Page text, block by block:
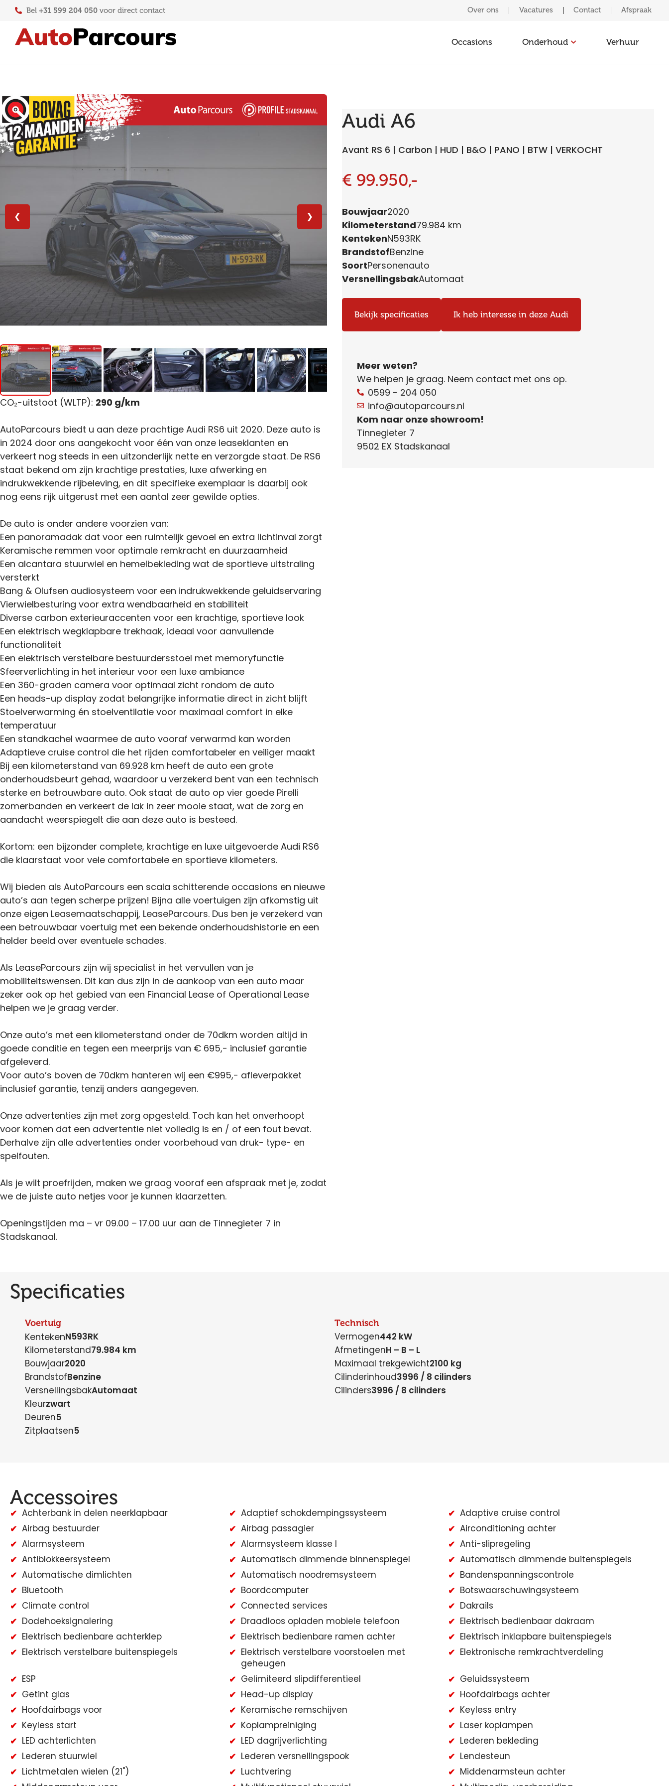
Bel +31 599 204 050voor direct contact Over ons Vacatures Contact Afspraak
Occasions Onderhoud Verhuur
❮ ❯
CO₂-uitstoot (WLTP): 290 g/km
AutoParcours biedt u aan deze prachtige Audi RS6 uit 2020. Deze auto is
in 2024 door ons aangekocht voor één van onze leaseklanten en
verkeert nog steeds in een uitzonderlijk nette en verzorgde staat. De RS6
staat bekend om zijn krachtige prestaties, luxe afwerking en
indrukwekkende rijbeleving, en dit specifieke exemplaar is daarbij ook
nog eens rijk uitgerust met een aantal zeer gewilde opties.
De auto is onder andere voorzien van:
Een panoramadak dat voor een ruimtelijk gevoel en extra lichtinval zorgt
Keramische remmen voor optimale remkracht en duurzaamheid
Een alcantara stuurwiel en hemelbekleding wat de sportieve uitstraling
versterkt
Bang & Olufsen audiosysteem voor een indrukwekkende geluidservaring
Vierwielbesturing voor extra wendbaarheid en stabiliteit
Diverse carbon exterieuraccenten voor een krachtige, sportieve look
Een elektrisch wegklapbare trekhaak, ideaal voor aanvullende
functionaliteit
Een elektrisch verstelbare bestuurdersstoel met memoryfunctie
Sfeerverlichting in het interieur voor een luxe ambiance
Een 360-graden camera voor optimaal zicht rondom de auto
Een heads-up display zodat belangrijke informatie direct in zicht blijft
Stoelverwarming én stoelventilatie voor maximaal comfort in elke
temperatuur
Een standkachel waarmee de auto vooraf verwarmd kan worden
Adaptieve cruise control die het rijden comfortabeler en veiliger maakt
Bij een kilometerstand van 69.928 km heeft de auto een grote
onderhoudsbeurt gehad, waardoor u verzekerd bent van een technisch
sterke en betrouwbare auto. Ook staat de auto op vier goede Pirelli
zomerbanden en verkeert de lak in zeer mooie staat, wat de zorg en
aandacht weerspiegelt die aan deze auto is besteed.
Kortom: een bijzonder complete, krachtige en luxe uitgevoerde Audi RS6
die klaarstaat voor vele comfortabele en sportieve kilometers.
Wij bieden als AutoParcours een scala schitterende occasions en nieuwe
auto’s aan tegen scherpe prijzen! Bijna alle voertuigen zijn afkomstig uit
onze eigen Leasemaatschappij, LeaseParcours. Dus ben je verzekerd van
een betrouwbaar voertuig met een bekende onderhoudshistorie en een
helder beeld over eventuele schades.
Als LeaseParcours zijn wij specialist in het vervullen van je
mobiliteitswensen. Dit kan dus zijn in de aankoop van een auto maar
zeker ook op het gebied van een Financial Lease of Operational Lease
helpen we je graag verder.
Onze auto’s met een kilometerstand onder de 70dkm worden altijd in
goede conditie en tegen een meerprijs van € 695,- inclusief garantie
afgeleverd.
Voor auto’s boven de 70dkm hanteren wij een €995,- afleverpakket
inclusief garantie, tenzij anders aangegeven.
Onze advertenties zijn met zorg opgesteld. Toch kan het onverhoopt
voor komen dat een advertentie niet volledig is en / of een fout bevat.
Derhalve zijn alle advertenties onder voorbehoud van druk- type- en
spelfouten.
Als je wilt proefrijden, maken we graag vooraf een afspraak met je, zodat
we de juiste auto netjes voor je kunnen klaarzetten.
Openingstijden ma – vr 09.00 – 17.00 uur aan de Tinnegieter 7 in
Stadskanaal.
Audi A6
Avant RS 6 | Carbon | HUD | B&O | PANO | BTW | VERKOCHT
€ 99.950,-
Bouwjaar2020
Kilometerstand79.984 km
KentekenN593RK
BrandstofBenzine
SoortPersonenauto
VersnellingsbakAutomaat
Bekijk specificaties Ik heb interesse in deze Audi
Meer weten?
We helpen je graag. Neem contact met ons op.
0599 - 204 050
info@autoparcours.nl
Kom naar onze showroom!
Tinnegieter 7
9502 EX Stadskanaal
Specificaties
Voertuig
KentekenN593RK
Kilometerstand79.984 km
Bouwjaar2020
BrandstofBenzine
VersnellingsbakAutomaat
Kleurzwart
Deuren5
Zitplaatsen5
Technisch
Vermogen442 kW
AfmetingenH – B – L
Maximaal trekgewicht2100 kg
Cilinderinhoud3996 / 8 cilinders
Cilinders3996 / 8 cilinders
Accessoires
Achterbank in delen neerklapbaar Adaptief schokdempingssysteem
Adaptive cruise control
Airbag bestuurder
Airbag passagier
Airconditioning achter
Alarmsysteem
Alarmsysteem klasse I
Anti-slipregeling
Antiblokkeersysteem
Automatisch dimmende binnenspiegel
Automatisch dimmende buitenspiegels
Automatische dimlichten
Automatisch noodremsysteem
Bandenspanningscontrole
Bluetooth
Boordcomputer
Botswaarschuwingsysteem
Climate control
Connected services
Dakrails
Dodehoeksignalering
Draadloos opladen mobiele telefoon
Elektrisch bedienbaar dakraam
Elektrisch bedienbare achterklep
Elektrisch bedienbare ramen achter
Elektrisch inklapbare buitenspiegels
Elektrisch verstelbare buitenspiegels
Elektrisch verstelbare voorstoelen met
geheugen
Elektronische remkrachtverdeling
ESP Gelimiteerd slipdifferentieel
Geluidssysteem
Getint glas
Head-up display
Hoofdairbags achter
Hoofdairbags voor
Keramische remschijven
Keyless entry
Keyless start
Koplampreiniging
Laser koplampen
LED achterlichten
LED dagrijverlichting
Lederen bekleding
Lederen stuurwiel
Lederen versnellingspook
Lendesteun
Lichtmetalen wielen (21")
Luchtvering
Middenarmsteun achter